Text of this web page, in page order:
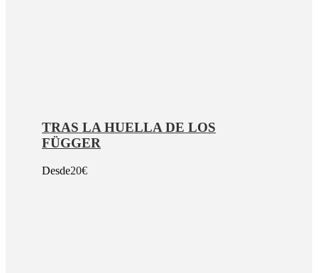
TRAS LA HUELLA DE LOS
FÜGGER
Desde20€